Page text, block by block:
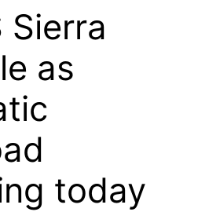
Sierra
as
today